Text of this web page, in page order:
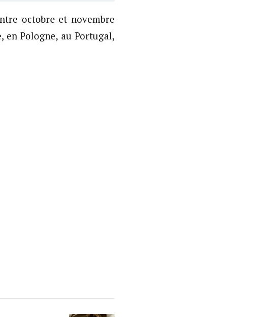
octobre et novembre
en Pologne, au Portugal,